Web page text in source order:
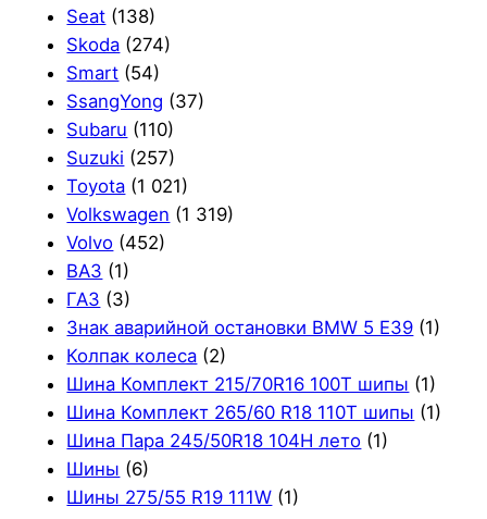
Seat (138)
Skoda (274)
Smart (54)
SsangYong (37)
Subaru (110)
Suzuki (257)
Toyota (1 021)
Volkswagen (1 319)
Volvo (452)
ВАЗ (1)
ГАЗ (3)
Знак аварийной остановки BMW 5 E39 (1)
Колпак колеса (2)
Шина Комплект 215/70R16 100T шипы (1)
Шина Комплект 265/60 R18 110T шипы (1)
Шина Пара 245/50R18 104H лето (1)
Шины (6)
Шины 275/55 R19 111W (1)